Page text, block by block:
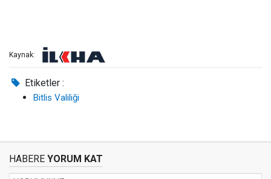
Kaynak:
Etiketler :
Bitlis Valiliği
HABERE YORUM KAT